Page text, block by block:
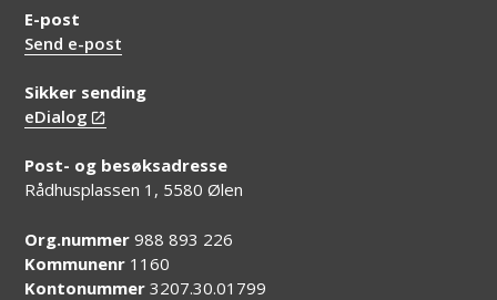
E-post
Send e-post
Sikker sending
eDialog
Post- og besøksadresse
Rådhusplassen 1, 5580 Ølen
Org.nummer988 893 226
Kommunenr 1160
Kontonummer3207.30.01799